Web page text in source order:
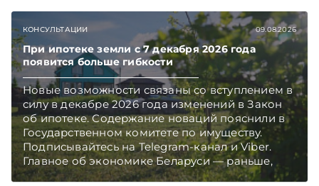
КОНСУЛЬТАЦИИ 09.08.2026
При ипотеке земли с 7 декабря 2026 года
появится больше гибкости
Новые возможности связаны со вступлением в
силу в декабре 2026 года изменений в Закон
об ипотеке. Содержание новаций пояснили в
Государственном комитете по имуществу.
Подписывайтесь на Telegram‑канал и Viber.
Главное об экономике Беларуси — раньше,
чем в новостях TelegramViber